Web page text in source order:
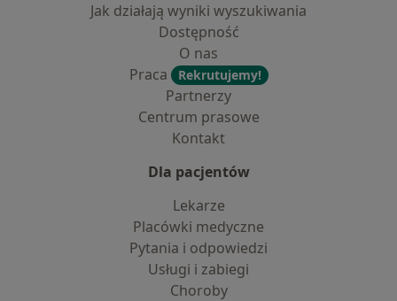
Jak działają wyniki wyszukiwania
Dostępność
O nas
Praca
Rekrutujemy!
Partnerzy
Centrum prasowe
Kontakt
Dla pacjentów
Lekarze
Placówki medyczne
Pytania i odpowiedzi
Usługi i zabiegi
Choroby